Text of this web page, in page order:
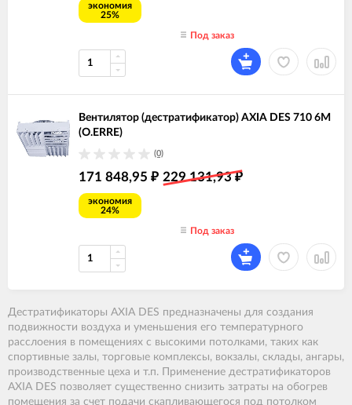
экономия
25%
Под заказ
Вентилятор (дестратификатор) AXIA DES 710 6M
(O.ERRE)
(0)
171 848,95 ₽ 229 131,93₽
экономия
24%
Под заказ
Дестратификаторы AXIA DES предназначены для создания
подвижности воздуха и уменьшения его температурного
расслоения в помещениях с высокими потолками, таких как
спортивные залы, торговые комплексы, вокзалы, склады, ангары,
производственные цеха и т.п. Применение дестратификаторов
AXIA DES позволяет существенно снизить затраты на обогрев
помещения за счет подачи скапливающегося под потолком